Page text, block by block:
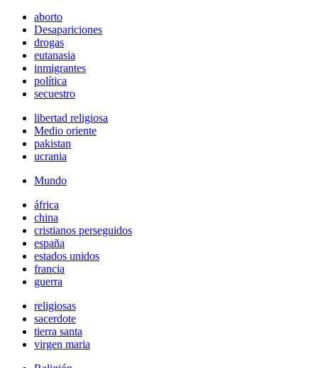
aborto
Desapariciones
drogas
eutanasia
inmigrantes
política
secuestro
libertad religiosa
Medio oriente
pakistan
ucrania
Mundo
áfrica
china
cristianos perseguidos
españa
estados unidos
francia
guerra
religiosas
sacerdote
tierra santa
virgen maria